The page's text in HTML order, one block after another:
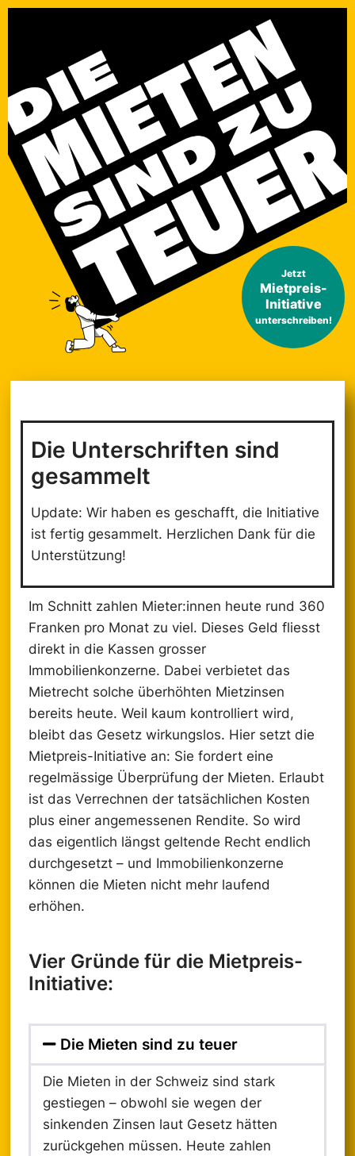
Jetzt
Mietpreis-
Initiative
unterschreiben!
Die Unterschriften sind
gesammelt
Update: Wir haben es geschafft, die Initiative
ist fertig gesammelt. Herzlichen Dank für die
Unterstützung!
Im Schnitt zahlen Mieter:innen heute rund 360
Franken pro Monat zu viel. Dieses Geld fliesst
direkt in die Kassen grosser
Immobilienkonzerne. Dabei verbietet das
Mietrecht solche überhöhten Mietzinsen
bereits heute. Weil kaum kontrolliert wird,
bleibt das Gesetz wirkungslos. Hier setzt die
Mietpreis-Initiative an: Sie fordert eine
regelmässige Überprüfung der Mieten. Erlaubt
ist das Verrechnen der tatsächlichen Kosten
plus einer angemessenen Rendite. So wird
das eigentlich längst geltende Recht endlich
durchgesetzt – und Immobilienkonzerne
können die Mieten nicht mehr laufend
erhöhen.
Vier Gründe für die Mietpreis-
Initiative:
Die Mieten sind zu teuer
Die Mieten in der Schweiz sind stark
gestiegen – obwohl sie wegen der
sinkenden Zinsen laut Gesetz hätten
zurückgehen müssen. Heute zahlen